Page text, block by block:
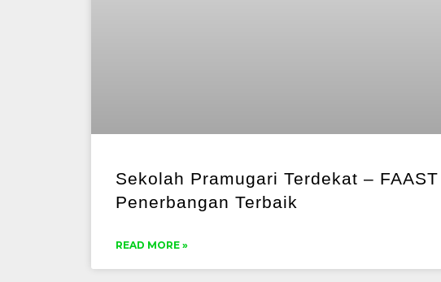
Sekolah Pramugari Terdekat – FAAST
Penerbangan Terbaik
READ MORE »